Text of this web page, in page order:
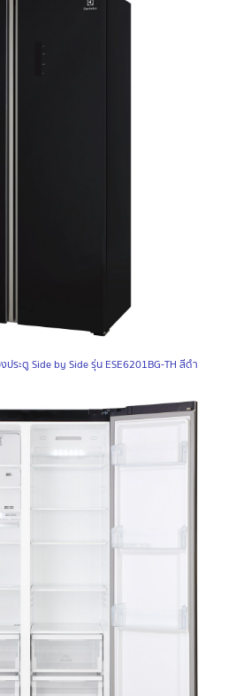
ประตู Side by Side รุ่น ESE6201BG-TH สีดำ